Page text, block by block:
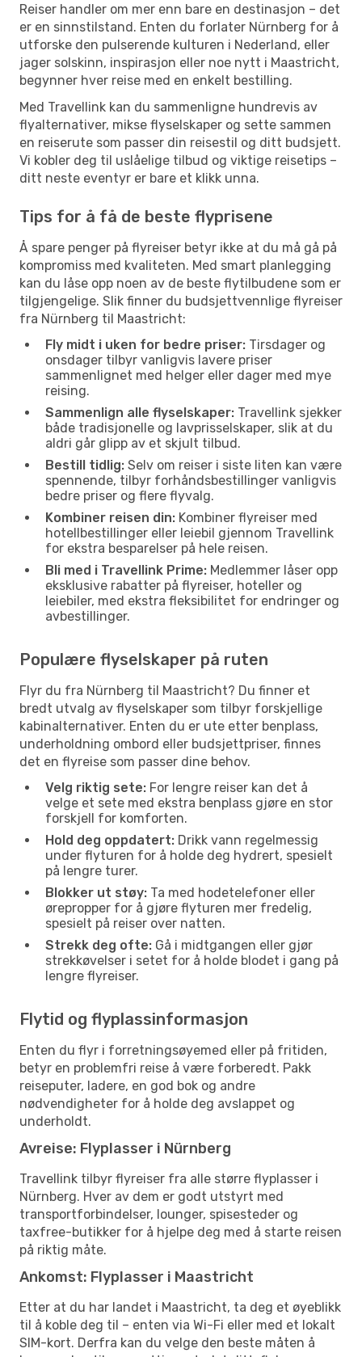
Reiser handler om mer enn bare en destinasjon – det
er en sinnstilstand. Enten du forlater Nürnberg for å
utforske den pulserende kulturen i Nederland, eller
jager solskinn, inspirasjon eller noe nytt i Maastricht,
begynner hver reise med en enkelt bestilling.
Med Travellink kan du sammenligne hundrevis av
flyalternativer, mikse flyselskaper og sette sammen
en reiserute som passer din reisestil og ditt budsjett.
Vi kobler deg til uslåelige tilbud og viktige reisetips –
ditt neste eventyr er bare et klikk unna.
Tips for å få de beste flyprisene
Å spare penger på flyreiser betyr ikke at du må gå på
kompromiss med kvaliteten. Med smart planlegging
kan du låse opp noen av de beste flytilbudene som er
tilgjengelige. Slik finner du budsjettvennlige flyreiser
fra Nürnberg til Maastricht:
Fly midt i uken for bedre priser: Tirsdager og
onsdager tilbyr vanligvis lavere priser
sammenlignet med helger eller dager med mye
reising.
Sammenlign alle flyselskaper: Travellink sjekker
både tradisjonelle og lavprisselskaper, slik at du
aldri går glipp av et skjult tilbud.
Bestill tidlig: Selv om reiser i siste liten kan være
spennende, tilbyr forhåndsbestillinger vanligvis
bedre priser og flere flyvalg.
Kombiner reisen din: Kombiner flyreiser med
hotellbestillinger eller leiebil gjennom Travellink
for ekstra besparelser på hele reisen.
Bli med i Travellink Prime: Medlemmer låser opp
eksklusive rabatter på flyreiser, hoteller og
leiebiler, med ekstra fleksibilitet for endringer og
avbestillinger.
Populære flyselskaper på ruten
Flyr du fra Nürnberg til Maastricht? Du finner et
bredt utvalg av flyselskaper som tilbyr forskjellige
kabinalternativer. Enten du er ute etter benplass,
underholdning ombord eller budsjettpriser, finnes
det en flyreise som passer dine behov.
Velg riktig sete: For lengre reiser kan det å
velge et sete med ekstra benplass gjøre en stor
forskjell for komforten.
Hold deg oppdatert: Drikk vann regelmessig
under flyturen for å holde deg hydrert, spesielt
på lengre turer.
Blokker ut støy: Ta med hodetelefoner eller
ørepropper for å gjøre flyturen mer fredelig,
spesielt på reiser over natten.
Strekk deg ofte: Gå i midtgangen eller gjør
strekkøvelser i setet for å holde blodet i gang på
lengre flyreiser.
Flytid og flyplassinformasjon
Enten du flyr i forretningsøyemed eller på fritiden,
betyr en problemfri reise å være forberedt. Pakk
reiseputer, ladere, en god bok og andre
nødvendigheter for å holde deg avslappet og
underholdt.
Avreise: Flyplasser i Nürnberg
Travellink tilbyr flyreiser fra alle større flyplasser i
Nürnberg. Hver av dem er godt utstyrt med
transportforbindelser, lounger, spisesteder og
taxfree-butikker for å hjelpe deg med å starte reisen
på riktig måte.
Ankomst: Flyplasser i Maastricht
Etter at du har landet i Maastricht, ta deg et øyeblikk
til å koble deg til – enten via Wi-Fi eller med et lokalt
SIM-kort. Derfra kan du velge den beste måten å